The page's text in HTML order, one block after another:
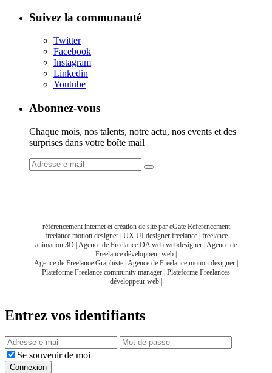
Suivez la communauté
Twitter
Facebook
Instagram
Linkedin
Youtube
Abonnez-vous
Chaque mois, nos talents, notre actu, nos events et des
surprises dans votre boîte mail
référencement internetet création de sitepar eGate Referencement
freelance motion designer| UX UI designer freelance| freelance
animation 3D | Agence de Freelance DA web webdesigner | Agence de
Freelance développeur web |
Agence de Freelance Graphiste | Agence de Freelance motion designer |
Plateforme Freelance community manager | Plateforme Freelances
développeur web |
Entrez vos identifiants
Se souvenir de moi
Connexion